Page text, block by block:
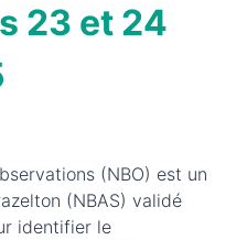
23 et 24
(NBO) est un
(NBAS) validé
identifier le